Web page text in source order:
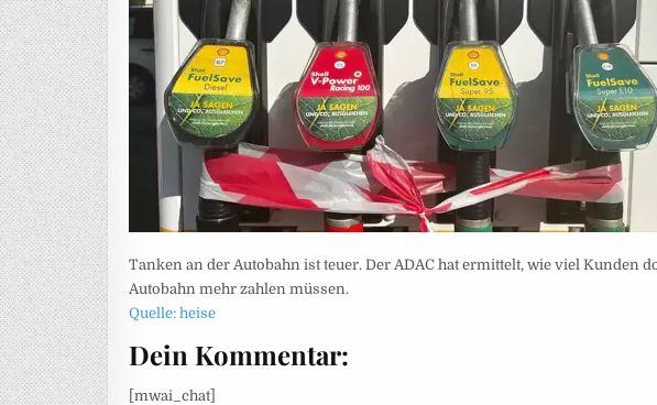
Tanken an der Autobahn ist teuer. Der ADAC hat ermittelt, wie viel Kunden
Autobahn mehr zahlen müssen.
Quelle: heise
Dein Kommentar:
[mwai_chat]